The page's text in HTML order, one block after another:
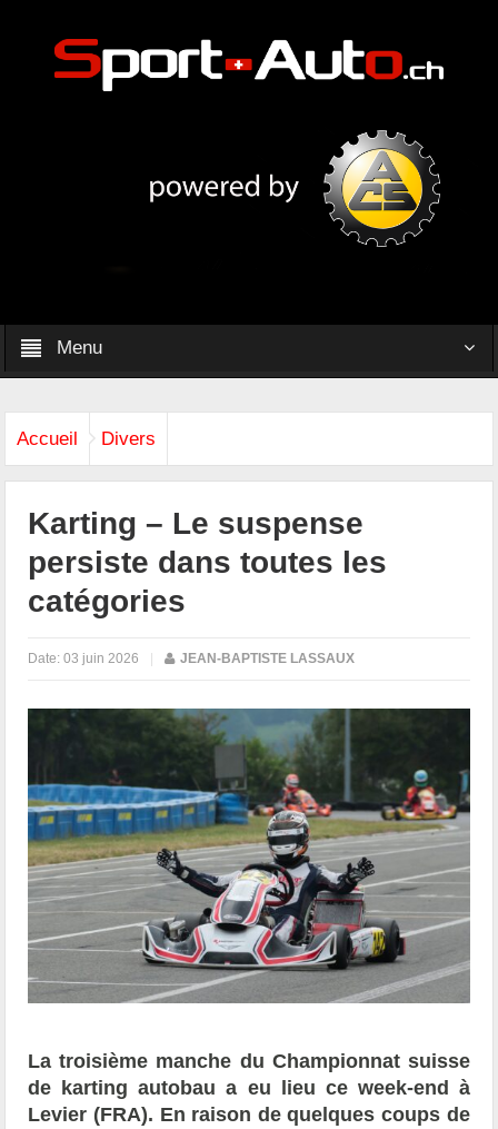
Menu
Accueil Divers
Karting – Le suspense
persiste dans toutes les
catégories
Date:03 juin 2026 | JEAN-BAPTISTE LASSAUX
La troisième manche du Championnat suisse
de karting autobau a eu lieu ce week-end à
Levier (FRA). En raison de quelques coups de